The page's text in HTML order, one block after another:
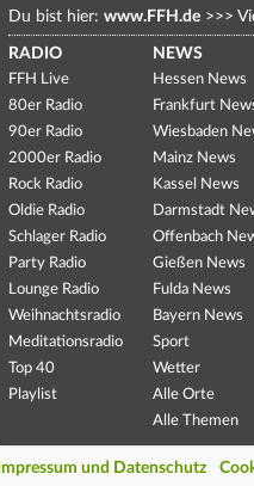
Du bist hier: www.FFH.de >>>
RADIO
FFH Live
80er Radio
90er Radio
2000er Radio
Rock Radio
Oldie Radio
Schlager Radio
Party Radio
Lounge Radio
Weihnachtsradio
Meditationsradio
Top 40
Playlist
NEWS
Hessen News
Frankfurt
Wiesbaden
Mainz News
Kassel News
Darmstadt
Offenbach
Gießen News
Fulda News
Bayern News
Sport
Wetter
Alle Orte
Alle Themen
Impressum und Datenschutz